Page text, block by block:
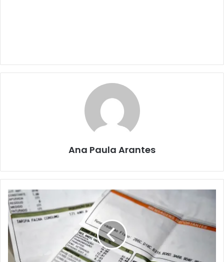
Ana Paula Arantes